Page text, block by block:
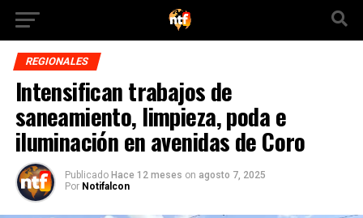
REGIONALES
Intensifican trabajos de
saneamiento, limpieza, poda e
iluminación en avenidas de Coro
Publicado Hace 12 meses on agosto 7, 2025
Por Notifalcon